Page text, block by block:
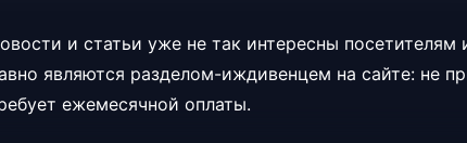
и статьи уже не так интересны посетителям
являются разделом-иждивенцем на сайте: не
ежемесячной оплаты.